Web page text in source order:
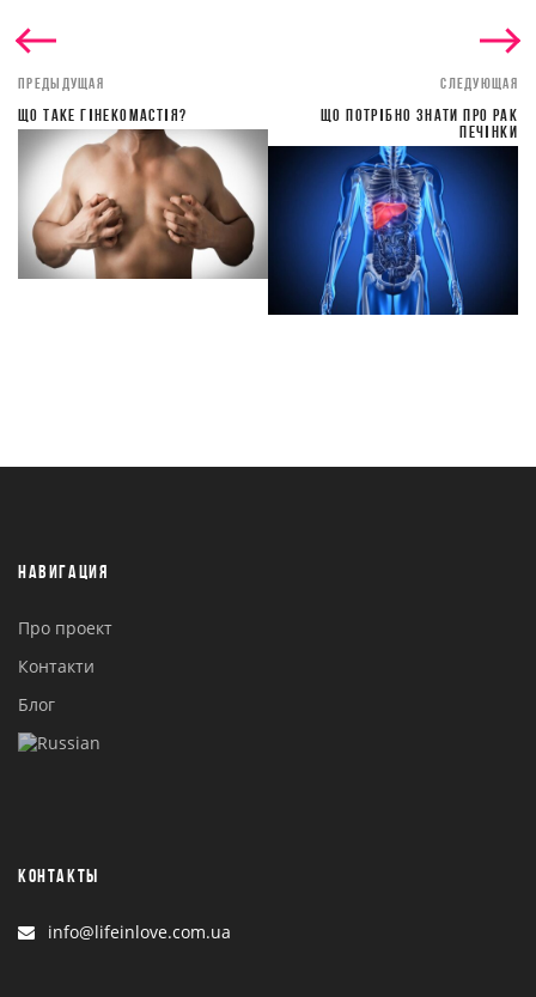
ПРЕДЫДУЩАЯ
ЩО ТАКЕ ГІНЕКОМАСТІЯ?
СЛЕДУЮЩАЯ
ЩО ПОТРІБНО ЗНАТИ ПРО РАК
ПЕЧІНКИ
НАВИГАЦИЯ
Про проект
Контакти
Блог
КОНТАКТЫ
info@lifeinlove.com.ua